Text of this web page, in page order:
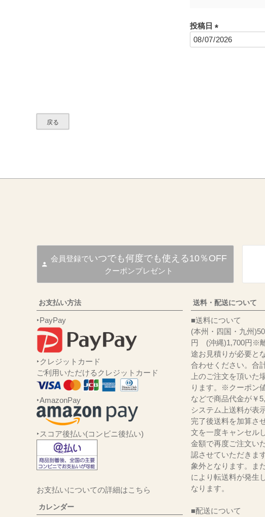
投稿日
(
戻る
会員登録でいつでも何度でも使える10％OFF
クーポンプレゼント
お支払い方法
‣PayPay
‣クレジットカード
ご利用いただけるクレジットカード
‣AmazonPay
‣スコア後払い(コンビニ後払い)
お支払いについての詳細はこちら
カレンダー
送料・配送について
■送料につ
(本州・四国・九州
円 (沖縄)1,700円※
途お見積りが必要と
合わせください。合
上のご注文を頂いた
ります。※クーポン
などで商品代金が￥
システム上送料が表
完了後送料を加算さ
文を一度キャンセル
金額で再度ご注文い
認させていただきま
象外となります。ま
により転送料が発生
なります。
■配送について